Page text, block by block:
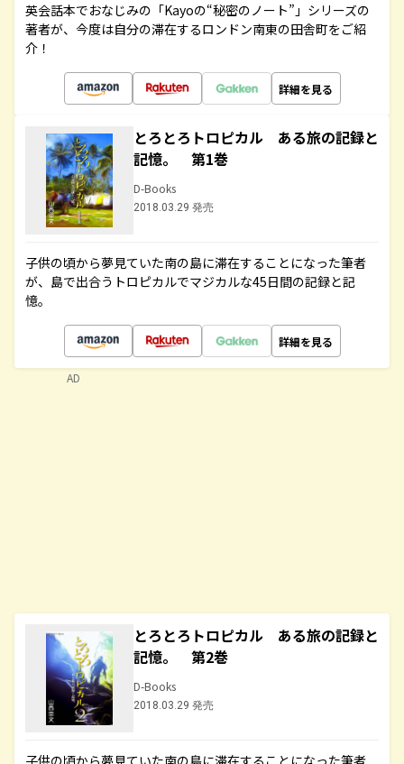
英会話本でおなじみの「Kayoの“秘密のノート”」シリーズの
著者が、今度は自分の滞在するロンドン南東の田舎町をご紹
介！
詳細を見る
とろとろトロピカル ある旅の記録と
記憶。 第1巻
D-Books
2018.03.29 発売
子供の頃から夢見ていた南の島に滞在することになった筆者
が、島で出合うトロピカルでマジカルな45日間の記録と記
憶。
詳細を見る
とろとろトロピカル ある旅の記録と
記憶。 第2巻
D-Books
2018.03.29 発売
子供の頃から夢見ていた南の島に滞在することになった筆者
AD